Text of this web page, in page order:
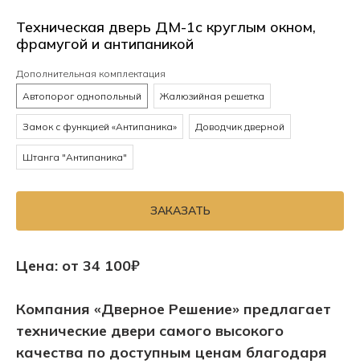
Техническая дверь ДМ-1с круглым окном,
фрамугой и антипаникой
Дополнительная комплектация
Автопорог однопольный
Жалюзийная решетка
Замок с функцией «Антипаника» Доводчик дверной
Штанга "Антипаника"
ЗАКАЗАТЬ
Цена: от 34 100₽
Компания «Дверное Решение» предлагает
технические двери самого высокого
качества по доступным ценам благодаря